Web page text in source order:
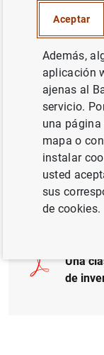
Una
de
Aceptar
Además,
aplicación
ajenas al
servicio.
una
mapa o
instalar
usted
sus
de cookies.